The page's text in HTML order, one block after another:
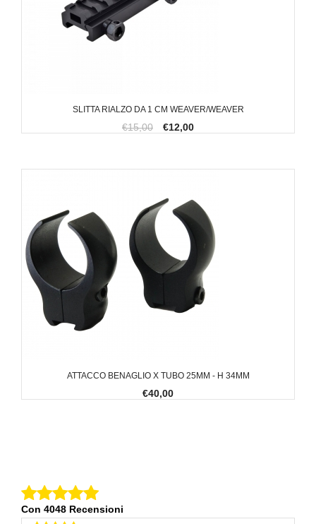
SLITTA RIALZO DA 1 CM WEAVER/WEAVER
€15,00 €12,00
ATTACCO BENAGLIO X TUBO 25MM - H 34MM
€40,00
Con 4048 Recensioni